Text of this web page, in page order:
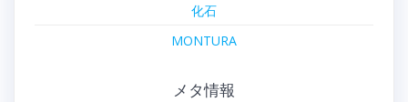
化石
MONTURA
メタ情報